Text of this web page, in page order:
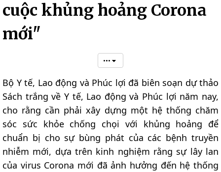
cuộc khủng hoảng Corona
mới"
•••
Bộ Y tế, Lao động và Phúc lợi đã biên soạn dự thảo
Sách trắng về Y tế, Lao động và Phúc lợi năm nay,
cho rằng cần phải xây dựng một hệ thống chăm
sóc sức khỏe chống chọi với khủng hoảng để
chuẩn bị cho sự bùng phát của các bệnh truyền
nhiễm mới, dựa trên kinh nghiệm rằng sự lây lan
của virus Corona mới đã ảnh hưởng đến hệ thống